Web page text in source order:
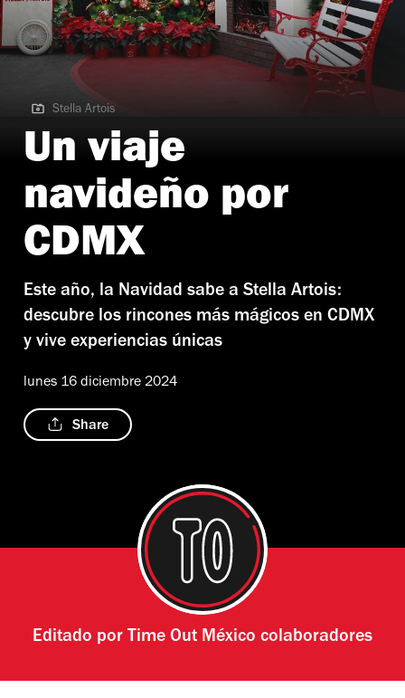
Stella Artois
Stella Artois
Un viaje
navideño por
CDMX
Este año, la Navidad sabe a Stella Artois:
descubre los rincones más mágicos en CDMX
y vive experiencias únicas
lunes 16 diciembre 2024
Share
Editado por Time Out México colaboradores